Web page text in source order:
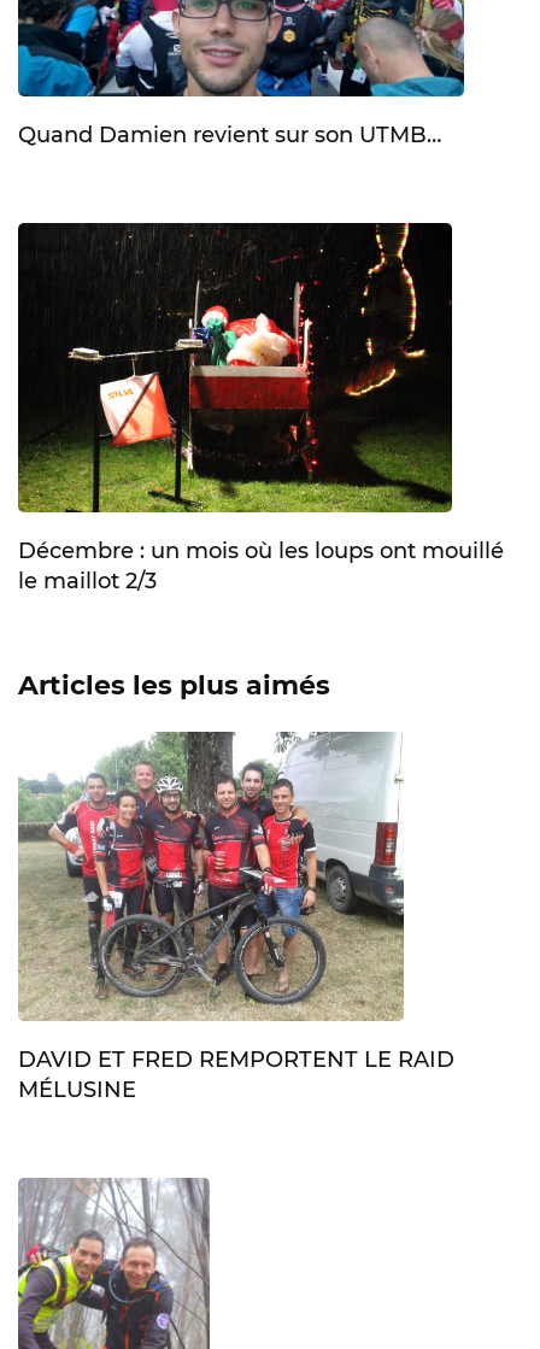
Quand Damien revient sur son UTMB…
Décembre : un mois où les loups ont mouillé
le maillot 2/3
Articles les plus aimés
DAVID ET FRED REMPORTENT LE RAID
MÉLUSINE